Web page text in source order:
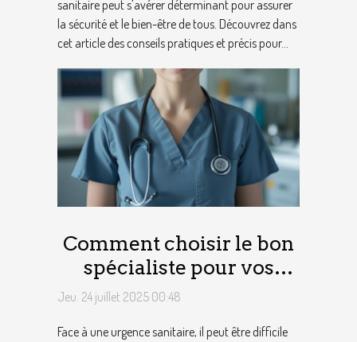
sanitaire peut s'avérer déterminant pour assurer
la sécurité et le bien-être de tous. Découvrez dans
cet article des conseils pratiques et précis pour...
Comment choisir le bon
spécialiste pour vos
urgences sanitaires ?
Jeu. 24 juillet 2025 00:48
Face à une urgence sanitaire, il peut être difficile